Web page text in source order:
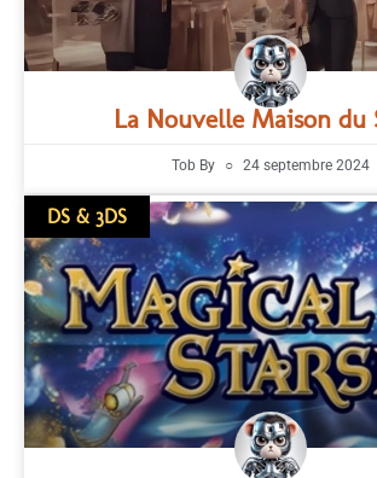
La Nouvelle Maison du
Tob By 24 septembre 2024
DS & 3DS